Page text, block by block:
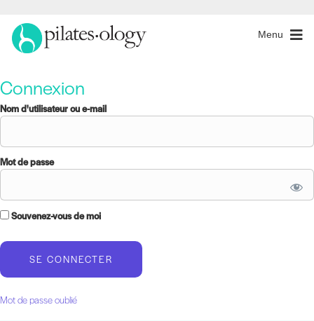
Menu
Connexion
Nom d'utilisateur ou e-mail
Mot de passe
Souvenez-vous de moi
Mot de passe oublié